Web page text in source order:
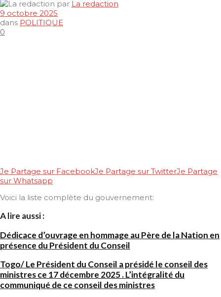
par La redaction
9 octobre 2025
dans POLITIQUE
0
Je Partage sur FacebookJe Partage sur TwitterJe Partage
sur Whatsapp
Voici la liste complète du gouvernement:
A lire aussi :
Dédicace d’ouvrage en hommage au Père de la Nation en
présence du Président du Conseil
Togo/ Le Président du Conseil a présidé le conseil des
ministres ce 17 décembre 2025 . L’intégralité du
communiqué de ce conseil des ministres